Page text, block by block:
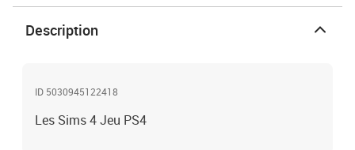
Description
ID 5030945122418
Les Sims 4 Jeu PS4